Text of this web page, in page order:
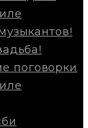
поговорки